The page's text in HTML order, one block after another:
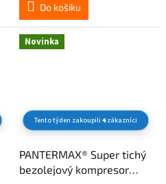
Do košíku
Novinka
Tento týden zakoupili 4zákazníci
PANTERMAX® Super tichý
bezolejový kompresor